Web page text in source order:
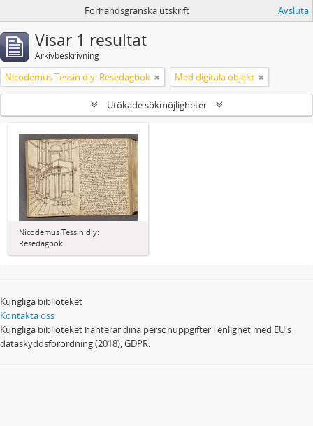
Förhandsgranska utskrift Avsluta
Visar 1 resultat
Arkivbeskrivning
Nicodemus Tessin d.y: Resedagbok Med digitala objekt
Utökade sökmöjligheter
Nicodemus Tessin d.y:
Resedagbok
Kungliga biblioteket
Kontakta oss
Kungliga biblioteket hanterar dina personuppgifter i enlighet med EU:s
dataskyddsförordning (2018), GDPR.